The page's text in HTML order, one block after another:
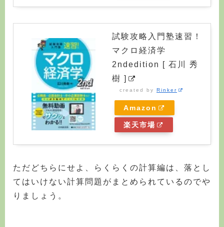
試験攻略入門塾速習！
マクロ経済学
2ndedition [ 石川 秀
樹 ]
created by Rinker
Amazon
楽天市場
ただどちらにせよ、らくらくの計算編は、落とし
てはいけない計算問題がまとめられているのでや
りましょう。